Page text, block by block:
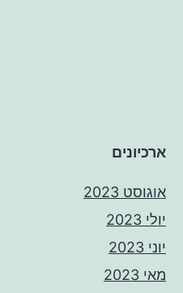
ארכיונים
אוגוסט 2023
יולי 2023
יוני 2023
מאי 2023